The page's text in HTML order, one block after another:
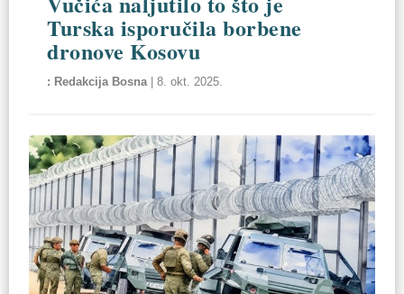
Turska isporučila borbene
dronove Kosovu
Redakcija Bosna|8. okt. 2025.